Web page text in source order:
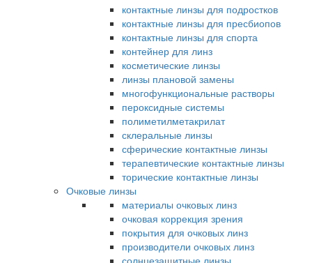
контактные линзы для подростков
контактные линзы для пресбиопов
контактные линзы для спорта
контейнер для линз
косметические линзы
линзы плановой замены
многофункциональные растворы
пероксидные системы
полиметилметакрилат
склеральные линзы
сферические контактные линзы
терапевтические контактные линзы
торические контактные линзы
Очковые линзы
материалы очковых линз
очковая коррекция зрения
покрытия для очковых линз
производители очковых линз